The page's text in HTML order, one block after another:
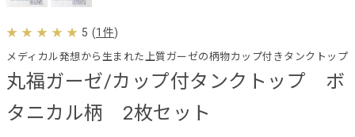
丸福ガーゼ/カップ付タンクトップ ボ
タニカル柄 2枚セット
メディカル発想から生まれた上質ガーゼの柄物カップ付きタンクトップ
5 (1件)